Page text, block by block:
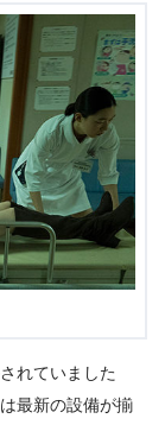
れていました
最新の設備が揃